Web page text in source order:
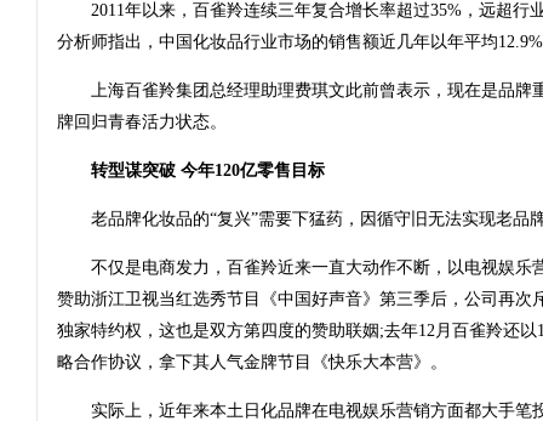
2011年以来，百雀羚连续三年复合增长率超过35%，远超行
分析师指出，中国化妆品行业市场的销售额近几年以年平均
上海百雀羚集团总经理助理费琪文此前曾表示，现在是品牌
牌回归青春活力状态。
转型谋突破 今年120亿零售目标
老品牌化妆品的“复兴”需要下猛药，因循守旧无法实现老品
不仅是电商发力，百雀羚近来一直大动作不断，以电视娱乐
赞助浙江卫视当红选秀节目《中国好声音》第三季后，公司再次
独家特约权，这也是双方第四度的赞助联姻;去年12月百雀羚还以
略合作协议，拿下其人气金牌节目《快乐大本营》。
实际上，近年来本土日化品牌在电视娱乐营销方面都大手笔